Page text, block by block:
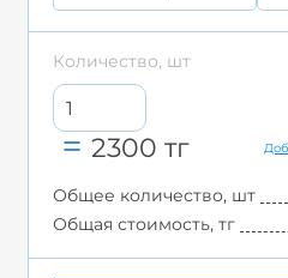
Количество, шт
2300 тг
Общее количество, шт
Общая стоимость, тг